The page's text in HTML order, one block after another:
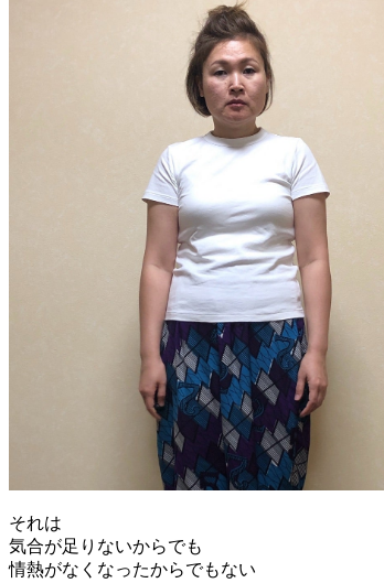
それは
気合が足りないからでも
情熱がなくなったからでもない